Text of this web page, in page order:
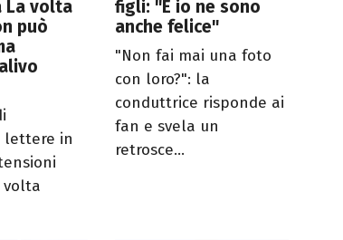
La volta
può
lettere in
volta
figli: "E io ne sono
anche felice"
"Non fai mai una foto
con loro?": la
conduttrice risponde ai
fan e svela un
retrosce...